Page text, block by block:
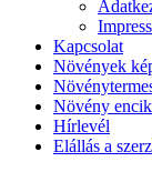
Kapcsolat
Növények
Növény
Hírlevél
Elállás a